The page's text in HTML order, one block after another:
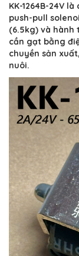
KK-1264B-24V
push-pull
(6.5kg) và hành
cần gạt bằng
chuyền sản
nuôi.